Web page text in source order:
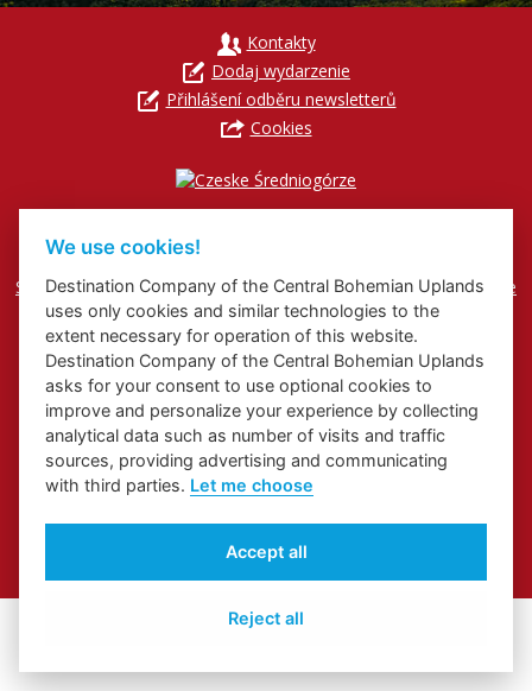
Kontakty
Dodaj wydarzenie
Přihlášení odběru newsletterů
Cookies
Strona o Łabskim Szlaku w województwie Usteckim
Strona o turystyce kongresowej i motywacyjnej w województwie
Usteckim
Regionalna marka
© 2026 Czeske Średniogórze
We use cookies!
Destination Company of the Central Bohemian Uplands
uses only cookies and similar technologies to the
extent necessary for operation of this website.
Destination Company of the Central Bohemian Uplands
asks for your consent to use optional cookies to
improve and personalize your experience by collecting
analytical data such as number of visits and traffic
sources, providing advertising and communicating
with third parties. Let me choose
Accept all
Reject all